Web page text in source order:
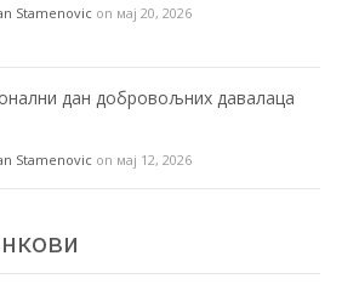
Stamenovic on мај 20, 2026
дан добровољних давалаца
Stamenovic on мај 12, 2026